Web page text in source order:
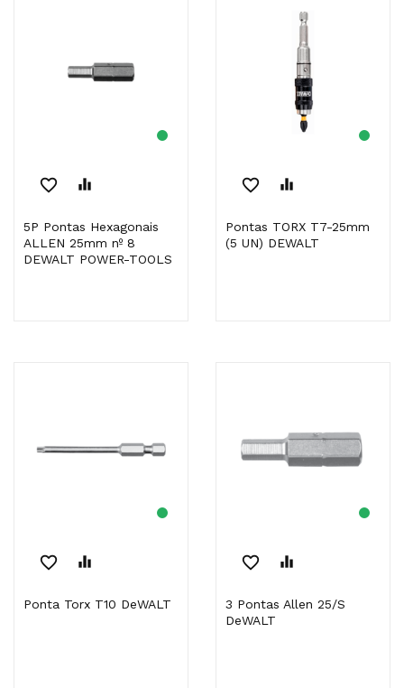
favorite_border equalizer
5P Pontas Hexagonais
ALLEN 25mm nº 8
DEWALT POWER-TOOLS
favorite_border equalizer
Pontas TORX T7-25mm
(5 UN) DEWALT
favorite_border equalizer
Ponta Torx T10 DeWALT
favorite_border equalizer
3 Pontas Allen 25/S
DeWALT